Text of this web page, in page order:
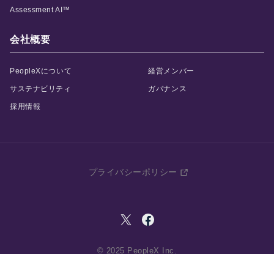
Assessment AI™
会社概要
PeopleXについて 経営メンバー
サステナビリティ ガバナンス
採用情報
プライバシーポリシー
© 2025 PeopleX Inc.